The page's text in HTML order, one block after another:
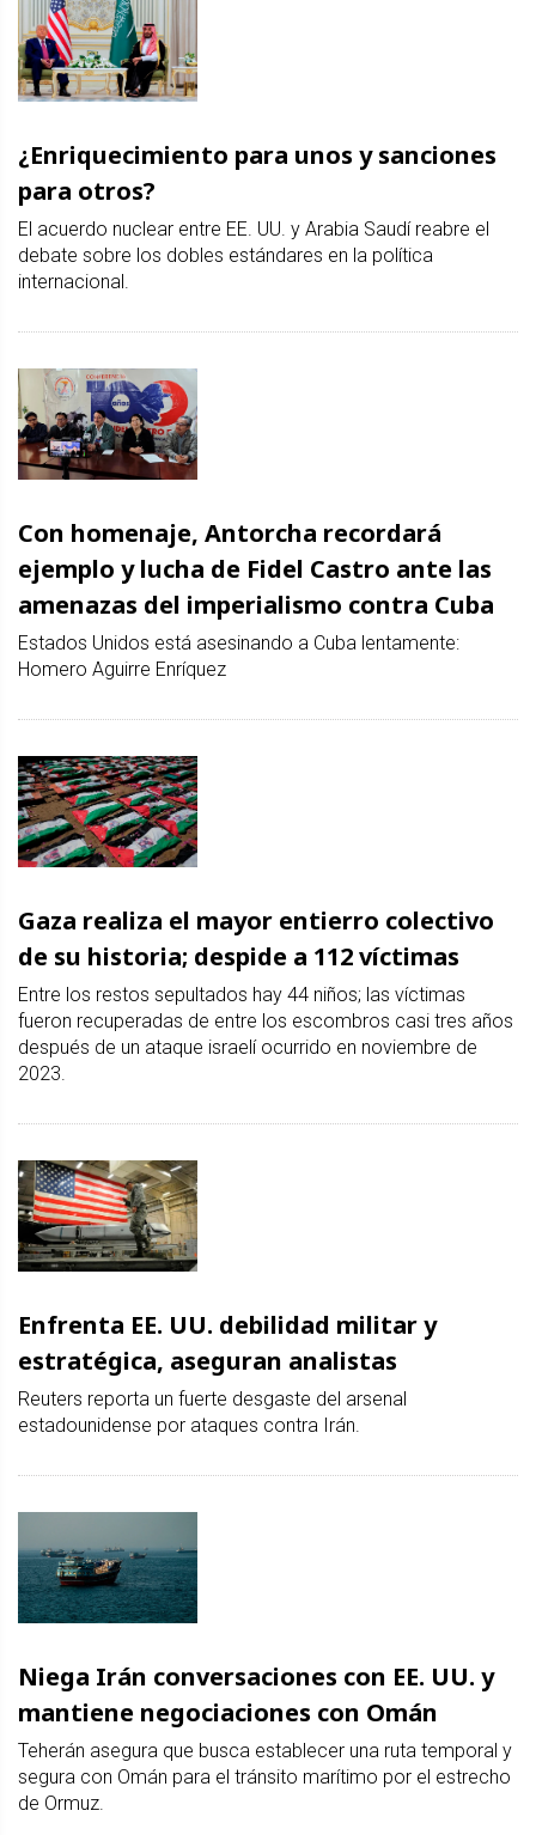
¿Enriquecimiento para unos y sanciones
para otros?
El acuerdo nuclear entre EE. UU. y Arabia Saudí reabre el
debate sobre los dobles estándares en la política
internacional.
Con homenaje, Antorcha recordará
ejemplo y lucha de Fidel Castro ante las
amenazas del imperialismo contra Cuba
Estados Unidos está asesinando a Cuba lentamente:
Homero Aguirre Enríquez
Gaza realiza el mayor entierro colectivo
de su historia; despide a 112 víctimas
Entre los restos sepultados hay 44 niños; las víctimas
fueron recuperadas de entre los escombros casi tres años
después de un ataque israelí ocurrido en noviembre de
2023.
Enfrenta EE. UU. debilidad militar y
estratégica, aseguran analistas
Reuters reporta un fuerte desgaste del arsenal
estadounidense por ataques contra Irán.
Niega Irán conversaciones con EE. UU. y
mantiene negociaciones con Omán
Teherán asegura que busca establecer una ruta temporal y
segura con Omán para el tránsito marítimo por el estrecho
de Ormuz.